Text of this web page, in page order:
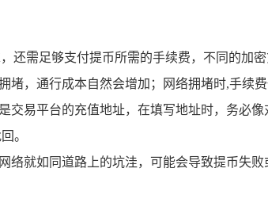
还需足够支付提币所需的手续费，不同的加
，通行成本自然会增加；网络拥堵时,手续费
交易平台的充值地址，在填写地址时，务必
。
就如同道路上的坑洼，可能会导致提币失